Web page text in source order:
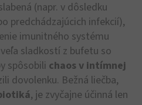
(napr. v dôsledku
predchádzajúcich infekcií),
imunitného systému
sladkostí z bufetu so
spôsobili chaos v intímnej
dovolenku. Bežná liečba,
, je zvyčajne účinná len